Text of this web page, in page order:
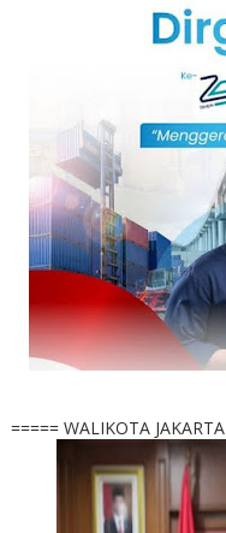
===== WALIKOTA